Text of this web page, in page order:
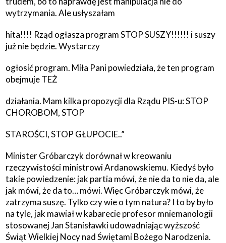
wytrzymania. Ale usłyszałam
hita!!!! Rząd ogłasza program STOP SUSZY!!!!!! i suszy
już nie będzie. Wystarczy
ogłosić program. Miła Pani powiedziała, że ten program
obejmuje TEŻ
działania. Mam kilka propozycji dla Rządu PIS-u: STOP
CHOROBOM, STOP
STAROŚCI, STOP GŁUPOCIE..”
Minister Gróbarczyk dorównał w kreowaniu
rzeczywistości ministrowi Ardanowskiemu. Kiedyś było
takie powiedzenie: jak partia mówi, że nie da to nie da, ale
jak mówi, że da to… mówi. Więc Gróbarczyk mówi, że
zatrzyma suszę. Tylko czy wie o tym natura? I to by było
na tyle, jak mawiał w kabarecie profesor mniemanologii
stosowanej Jan Stanisławki udowadniając wyższość
Świąt Wielkiej Nocy nad Świętami Bożego Narodzenia.